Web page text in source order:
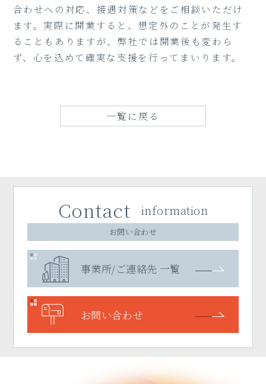
合わせへの対応、接遇対策などをご相談いただけ
ます。実際に開業すると、想定外のことが発生す
ることもありますが、弊社では開業後も変わら
ず、心を込めて確実な支援を行ってまいります。
一覧に戻る
Contact information
お問い合わせ
事業所/ご連絡先 一覧
お問い合わせ